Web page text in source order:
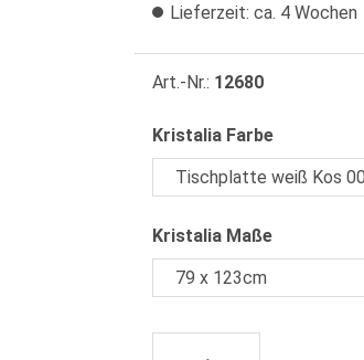
Lieferzeit: ca. 4 Wochen
Art.-Nr.: 12680
Kristalia Farbeauswählen
Kristalia Maßeauswählen